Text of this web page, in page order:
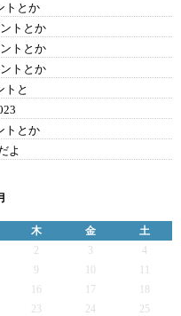
トとか
トとか
トとか
トとか
トと
トとか
よ
木 金
土
2 3
4
9
16 17
23 24
25